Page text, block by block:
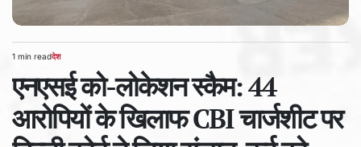
Estimated
time
1 min readPOSTED
देश
एनएसई को-लोकेशन स्कैम: 44
आरोपियों के खिलाफ CBI चार्जशीट पर